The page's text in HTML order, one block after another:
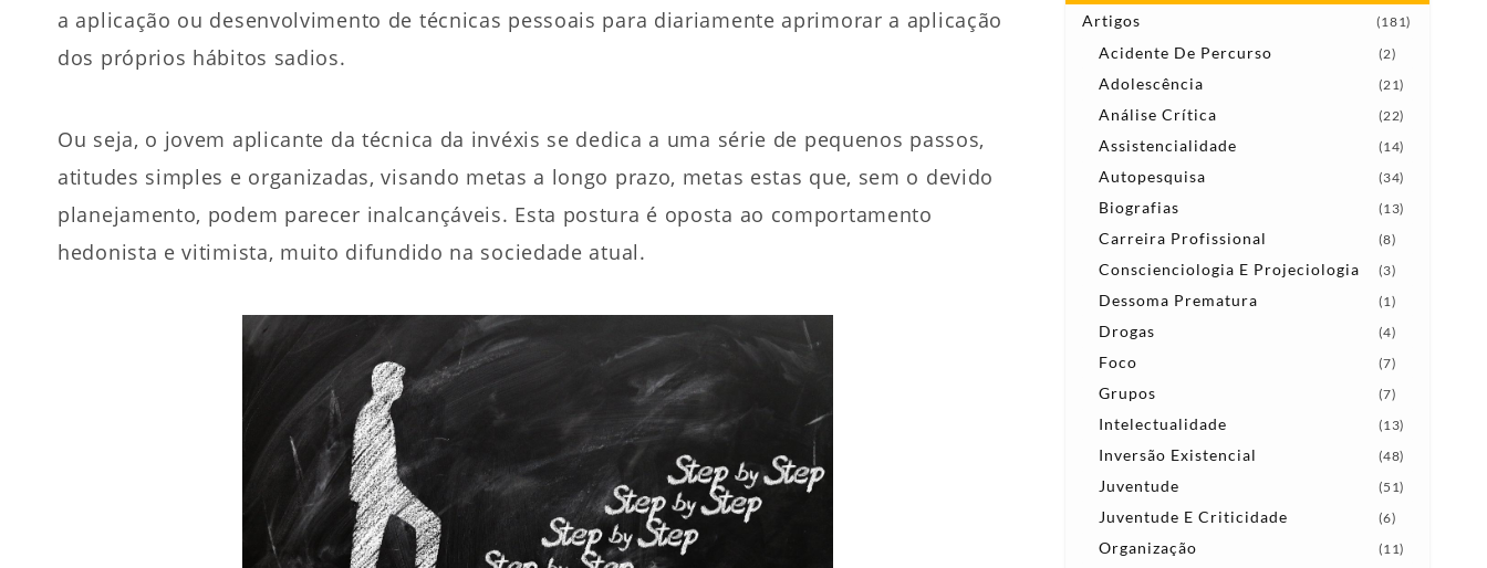
a aplicação ou desenvolvimento de técnicas pessoais para diariamente aprimorar a aplicação
dos próprios hábitos sadios.
Ou seja, o jovem aplicante da técnica da invéxis se dedica a uma série de pequenos passos,
atitudes simples e organizadas, visando metas a longo prazo, metas estas que, sem o devido
planejamento, podem parecer inalcançáveis. Esta postura é oposta ao comportamento
hedonista e vitimista, muito difundido na sociedade atual.
Artigos (181)
Acidente De Percurso (2)
Adolescência (21)
Análise Crítica (22)
Assistencialidade (14)
Autopesquisa (34)
Biografias (13)
Carreira Profissional (8)
Conscienciologia E Projeciologia (3)
Dessoma Prematura (1)
Drogas (4)
Foco (7)
Grupos (7)
Intelectualidade (13)
Inversão Existencial (48)
Juventude (51)
Juventude E Criticidade (6)
Organização (11)